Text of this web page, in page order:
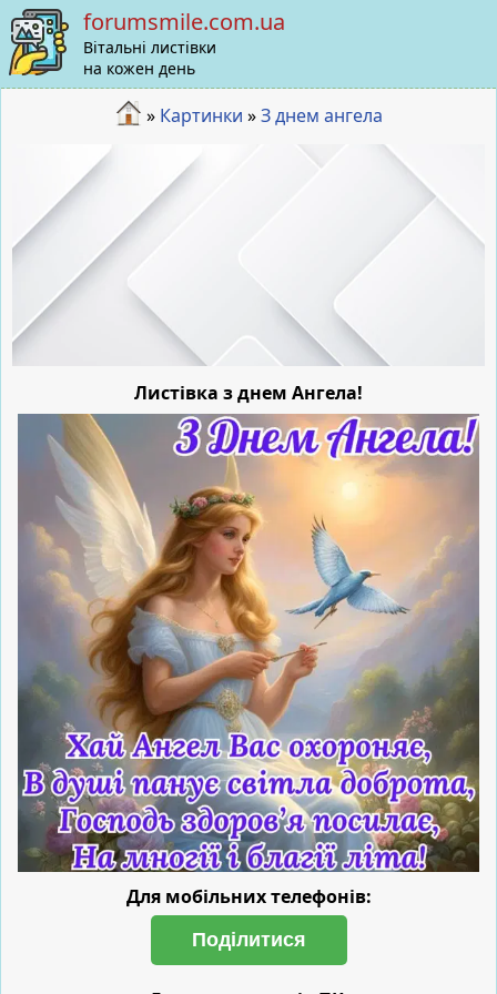
forumsmile.com.ua
Вітальні листівки
на кожен день
» Картинки »З днем ангела
Листівка з днем Ангела!
Для мобільних телефонів:
Поділитися